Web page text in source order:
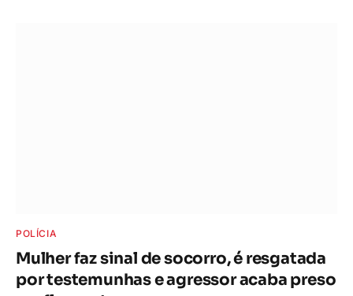
POLÍCIA
Mulher faz sinal de socorro, é resgatada
por testemunhas e agressor acaba preso